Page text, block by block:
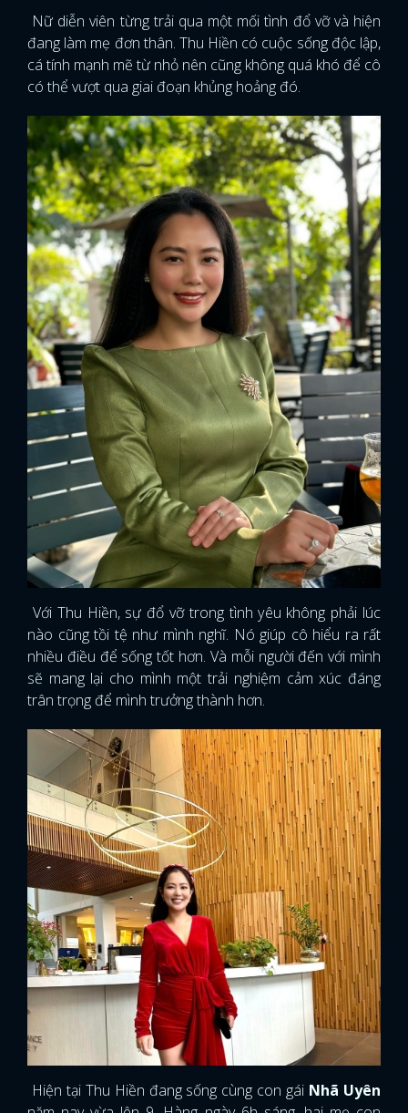
Nữ diễn viên từng trải qua một mối tình đổ vỡ và hiện
đang làm mẹ đơn thân. Thu Hiền có cuộc sống độc lập,
cá tính mạnh mẽ từ nhỏ nên cũng không quá khó để cô
có thể vượt qua giai đoạn khủng hoảng đó.
Với Thu Hiền, sự đổ vỡ trong tình yêu không phải lúc
nào cũng tồi tệ như mình nghĩ. Nó giúp cô hiểu ra rất
nhiều điều để sống tốt hơn. Và mỗi người đến với mình
sẽ mang lại cho mình một trải nghiệm cảm xúc đáng
trân trọng để mình trưởng thành hơn.
Hiện tại Thu Hiền đang sống cùng con gái Nhã Uyên